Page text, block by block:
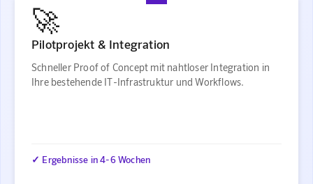
🚀
Pilotprojekt & Integration
Schneller Proof of Concept mit nahtloser Integration in
Ihre bestehende IT-Infrastruktur und Workflows.
✓ Ergebnisse in 4-6 Wochen